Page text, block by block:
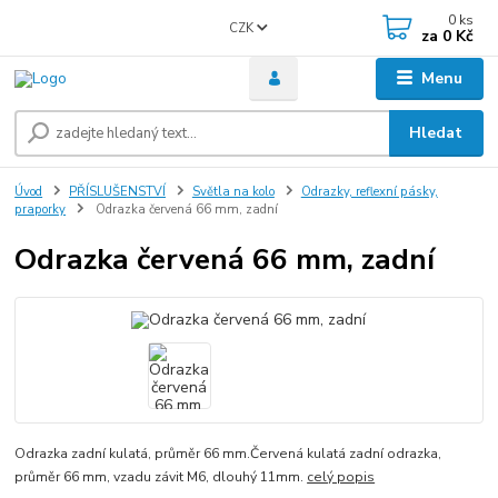
Menu
CZK
Hledat
0 ks
za 0 Kč
Úvod PŘÍSLUŠENSTVÍ Světla na kolo
Odrazky, reflexní pásky,
praporky
Odrazka červená 66 mm, zadní
Odrazka červená 66 mm, zadní
Odrazka zadní kulatá, průměr 66 mm.Červená kulatá zadní odrazka,
průměr 66 mm, vzadu závit M6, dlouhý 11mm. celý popis